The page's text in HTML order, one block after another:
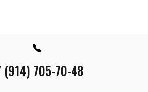
(914) 705-70-48